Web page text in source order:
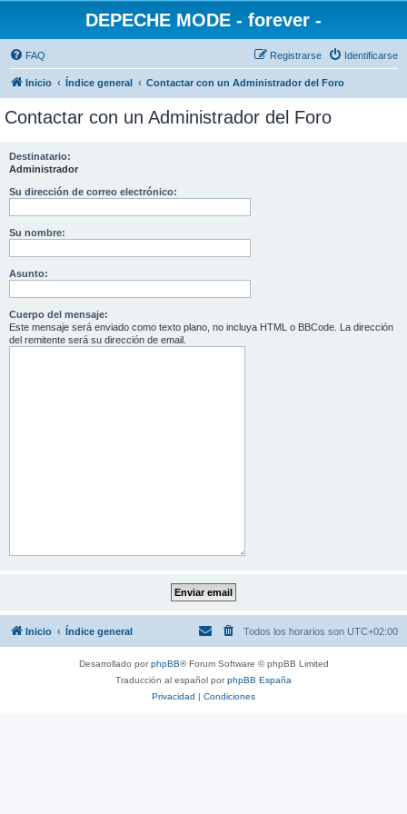
DEPECHE MODE - forever -
FAQ Identificarse
Registrarse
Inicio Índice general Contactar con un Administrador del Foro
Contactar con un Administrador del Foro
Destinatario:
Administrador
Su dirección de correo electrónico:
Su nombre:
Asunto:
Cuerpo del mensaje:
Este mensaje será enviado como texto plano, no incluya HTML o BBCode. La dirección
del remitente será su dirección de email.
Inicio Índice general Todos los horarios son UTC+02:00
Desarrollado porphpBB® Forum Software © phpBB Limited
Traducción al español porphpBB España
Privacidad | Condiciones